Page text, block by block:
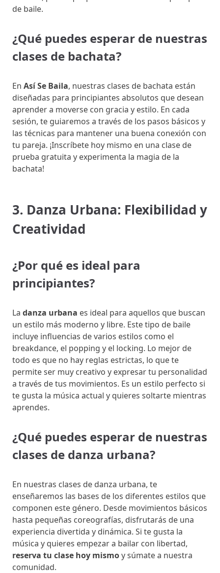
de baile.
¿Qué puedes esperar de nuestras
clases de bachata?
En Así Se Baila, nuestras clases de bachata están
diseñadas para principiantes absolutos que desean
aprender a moverse con gracia y estilo. En cada
sesión, te guiaremos a través de los pasos básicos y
las técnicas para mantener una buena conexión con
tu pareja. ¡Inscríbete hoy mismo en una clase de
prueba gratuita y experimenta la magia de la
bachata!
3. Danza Urbana: Flexibilidad y
Creatividad
¿Por qué es ideal para
principiantes?
La danza urbana es ideal para aquellos que buscan
un estilo más moderno y libre. Este tipo de baile
incluye influencias de varios estilos como el
breakdance, el popping y el locking. Lo mejor de
todo es que no hay reglas estrictas, lo que te
permite ser muy creativo y expresar tu personalidad
a través de tus movimientos. Es un estilo perfecto si
te gusta la música actual y quieres soltarte mientras
aprendes.
¿Qué puedes esperar de nuestras
clases de danza urbana?
En nuestras clases de danza urbana, te
enseñaremos las bases de los diferentes estilos que
componen este género. Desde movimientos básicos
hasta pequeñas coreografías, disfrutarás de una
experiencia divertida y dinámica. Si te gusta la
música y quieres empezar a bailar con libertad,
reserva tu clase hoy mismoy súmate a nuestra
comunidad.